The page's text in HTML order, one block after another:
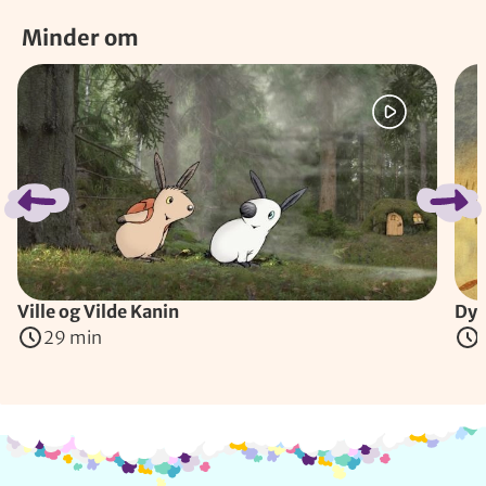
Minder om
Spring bånd over
Ville og Vilde Kanin
29 min
Info og kontakt